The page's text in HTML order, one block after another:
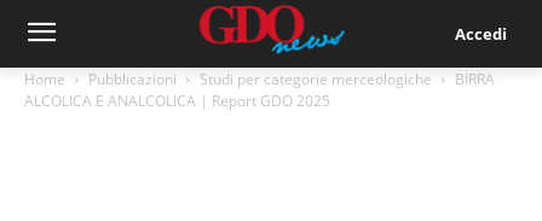
Accedi
Home Pubblicazioni Studi per categorie merceologiche
BIRRA
ALCOLICA E ANALCOLICA | Report GDO 2025